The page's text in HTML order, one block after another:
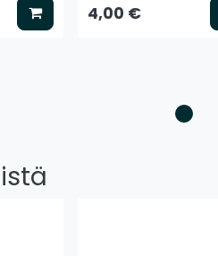
Lisää koriin
4,00 €